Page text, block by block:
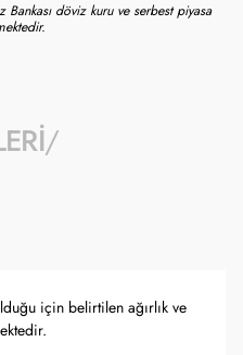
Bankası döviz kuru ve serbest piyasa
için belirtilen ağırlık ve